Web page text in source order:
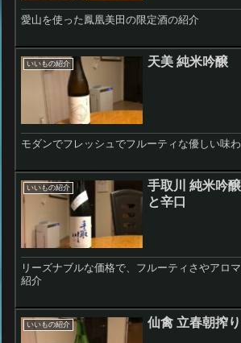
愛山を使った鳳凰美田の限定酒の紹介
いいもの紹介 天美 純米吟醸
モダンでフレッシュでフルーティな優しい味
いいもの紹介
手取川 純米吟
と辛口
リーズナブルな価格で、フルーティさやアロ
紹介
いいもの紹介 仙禽 立春朝搾